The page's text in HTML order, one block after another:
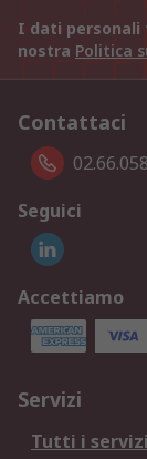
I dati
nostra Politica
Contattaci
Seguici
Accettiamo
Servizi
Tutti i servizi